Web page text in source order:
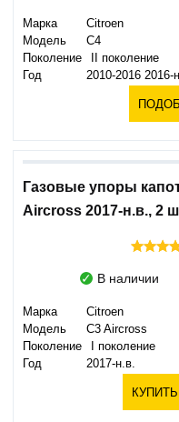
Марка
Citroen
Модель
C4
Поколение
II поколение
Год
2010-2016 2016-
Газовые упоры
Aircross 2017-н.в., 2
В наличии
Марка
Citroen
Модель
C3 Aircross
Поколение
I поколение
Год
2017-н.в.